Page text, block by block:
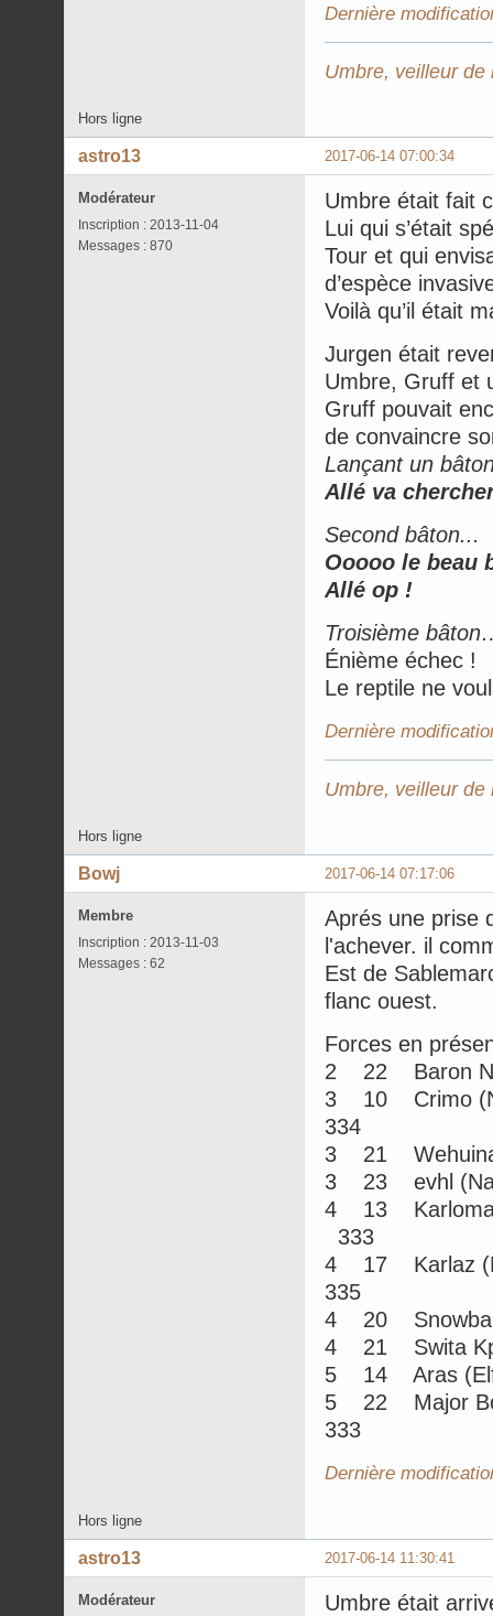
Dernière
Umbre, veilleur
Hors ligne
2017-06-14 07:00:34
astro13
Modérateur
Inscription : 2013-11-04
Messages : 870
Umbre était fait
Lui qui s’était
Tour et qui
d’espèce
Voilà qu’il était
Jurgen était
Umbre, Gruff et
Gruff pouvait
de convaincre
Lançant un
Allé va
Second bâton...
Ooooo le beau
Allé op !
Troisième
Énième échec !
Le reptile ne
Dernière
Umbre, veilleur
Hors ligne
2017-06-14 07:17:06
Bowj
Membre
Inscription : 2013-11-03
Messages : 62
Aprés une prise
l'achever. il
Est de
flanc ouest.
Forces en
2 22 Baron
3 10 Crimo
334
3 21
3 23 evhl
4 13
333
4 17 Karlaz
335
4 20
4 21 Swita
5 14 Aras
5 22 Major
333
Dernière
Hors ligne
2017-06-14 11:30:41
astro13
Modérateur
Umbre était